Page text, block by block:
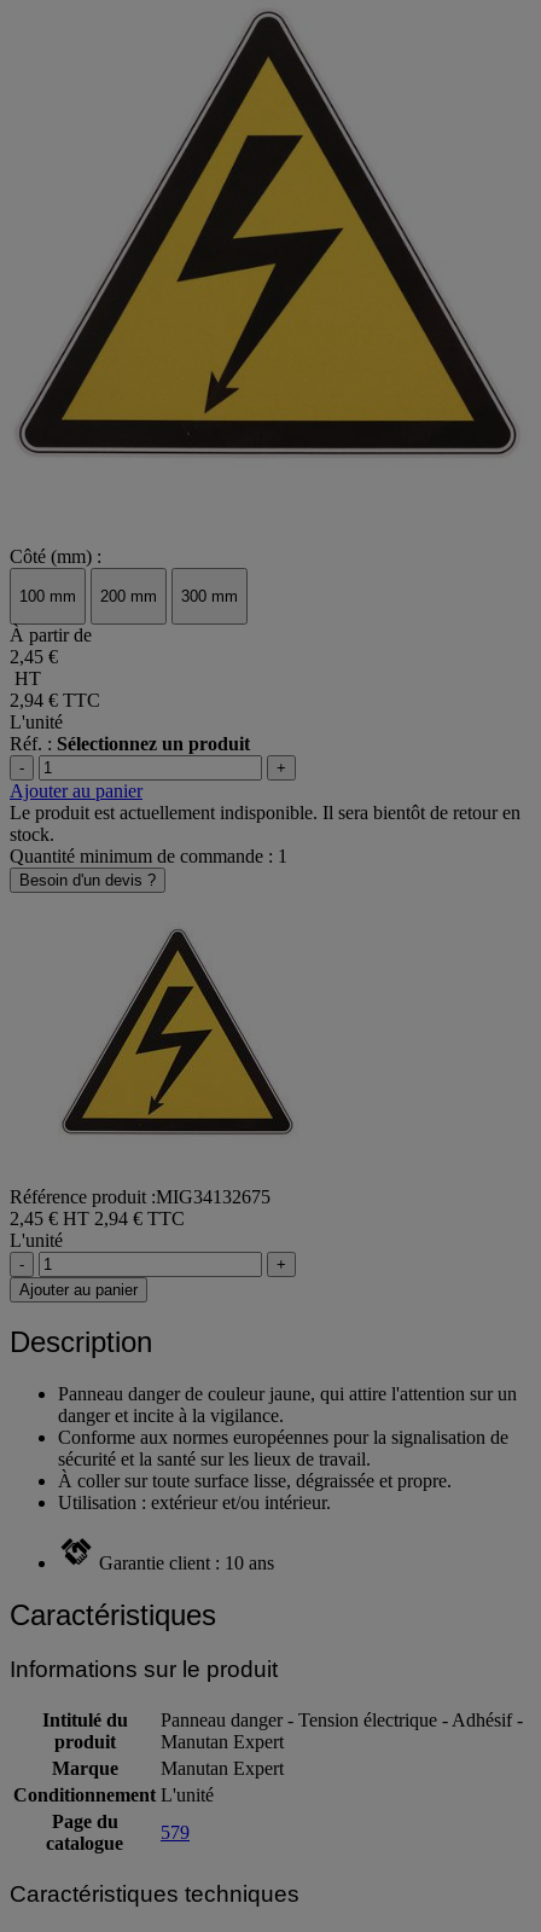
Côté (mm) :
100 mm 200 mm 300 mm
À partir de
2,45 €
HT
2,94 € TTC
L'unité
Réf. : Sélectionnez un produit
- +
Ajouter au panier
Le produit est actuellement indisponible. Il sera bientôt de retour en
stock.
Quantité minimum de commande : 1
Besoin d'un devis ?
Référence produit :MIG34132675
2,45 € HT 2,94 € TTC
L'unité
-
+
Ajouter au panier
Description
Panneau danger de couleur jaune, qui attire l'attention sur un
danger et incite à la vigilance.
Conforme aux normes européennes pour la signalisation de
sécurité et la santé sur les lieux de travail.
À coller sur toute surface lisse, dégraissée et propre.
Utilisation : extérieur et/ou intérieur.
Garantie client : 10 ans
Caractéristiques
Informations sur le produit
Intitulé du
produit
Panneau danger - Tension électrique - Adhésif -
Manutan Expert
Marque
Manutan Expert
Conditionnement L'unité
Page du
catalogue
579
Caractéristiques techniques